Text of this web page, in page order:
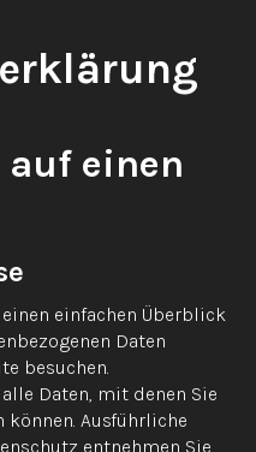
auf einen
einfachen Überblick
Daten
besuchen.
Daten, mit denen Sie
Ausführliche
entnehmen Sie